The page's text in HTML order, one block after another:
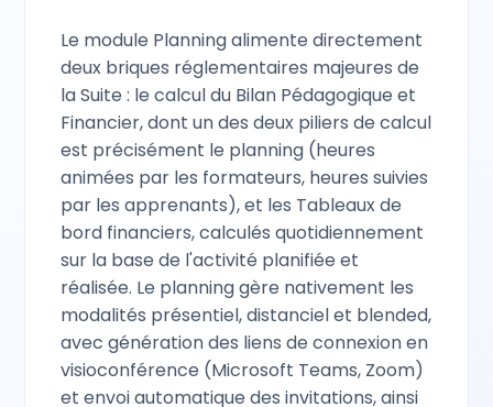
Le module Planning alimente directement
deux briques réglementaires majeures de
la Suite : le calcul du Bilan Pédagogique et
Financier, dont un des deux piliers de calcul
est précisément le planning (heures
animées par les formateurs, heures suivies
par les apprenants), et les Tableaux de
bord financiers, calculés quotidiennement
sur la base de l'activité planifiée et
réalisée. Le planning gère nativement les
modalités présentiel, distanciel et blended,
avec génération des liens de connexion en
visioconférence (Microsoft Teams, Zoom)
et envoi automatique des invitations, ainsi